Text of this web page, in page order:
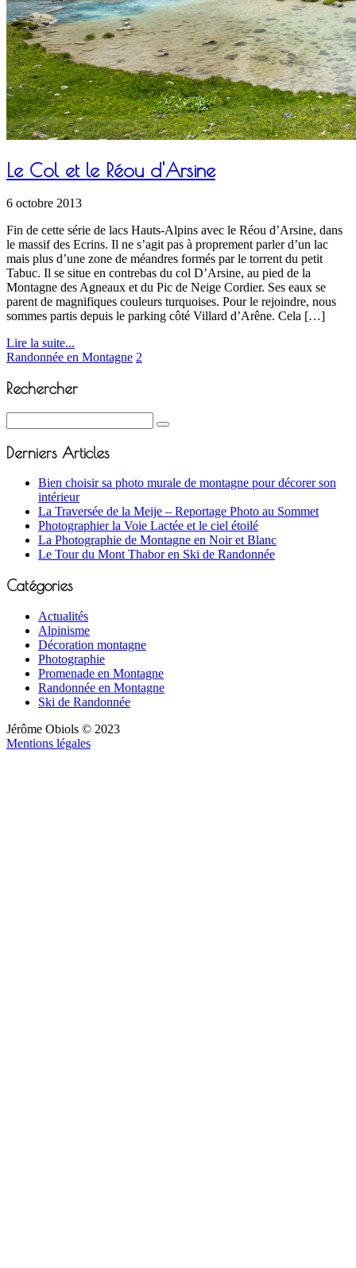
Le Col et le Réou d'Arsine
6 octobre 2013
Fin de cette série de lacs Hauts-Alpins avec le Réou d’Arsine, dans
le massif des Ecrins. Il ne s’agit pas à proprement parler d’un lac
mais plus d’une zone de méandres formés par le torrent du petit
Tabuc. Il se situe en contrebas du col D’Arsine, au pied de la
Montagne des Agneaux et du Pic de Neige Cordier. Ses eaux se
parent de magnifiques couleurs turquoises. Pour le rejoindre, nous
sommes partis depuis le parking côté Villard d’Arêne. Cela […]
Lire la suite...
Randonnée en Montagne 2
Rechercher
Derniers Articles
Bien choisir sa photo murale de montagne pour décorer son
intérieur
La Traversée de la Meije – Reportage Photo au Sommet
Photographier la Voie Lactée et le ciel étoilé
La Photographie de Montagne en Noir et Blanc
Le Tour du Mont Thabor en Ski de Randonnée
Catégories
Actualités
Alpinisme
Décoration montagne
Photographie
Promenade en Montagne
Randonnée en Montagne
Ski de Randonnée
Jérôme Obiols © 2023
Mentions légales